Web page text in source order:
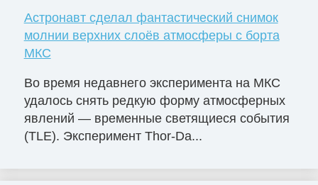
Астронавт сделал фантастический снимок
молнии верхних слоёв атмосферы с борта
МКС
Во время недавнего эксперимента на МКС
удалось снять редкую форму атмосферных
явлений — временные светящиеся события
(TLE). Эксперимент Thor-Da...